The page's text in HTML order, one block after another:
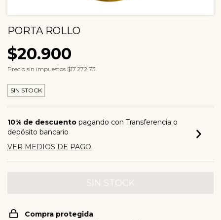
PORTA ROLLO
$20.900
Precio sin impuestos $17.272,73
SIN STOCK
10% de descuento pagando con Transferencia o
depósito bancario
VER MEDIOS DE PAGO
Compra protegida